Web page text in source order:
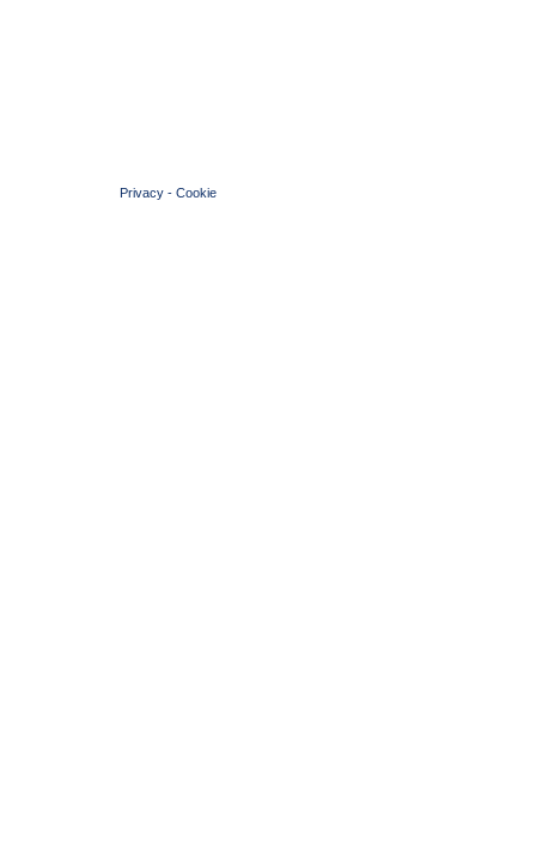
Privacy - Cookie